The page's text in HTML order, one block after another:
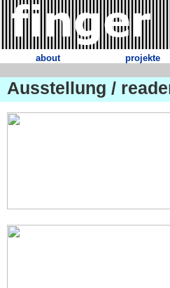
about projekte
Ausstellung /